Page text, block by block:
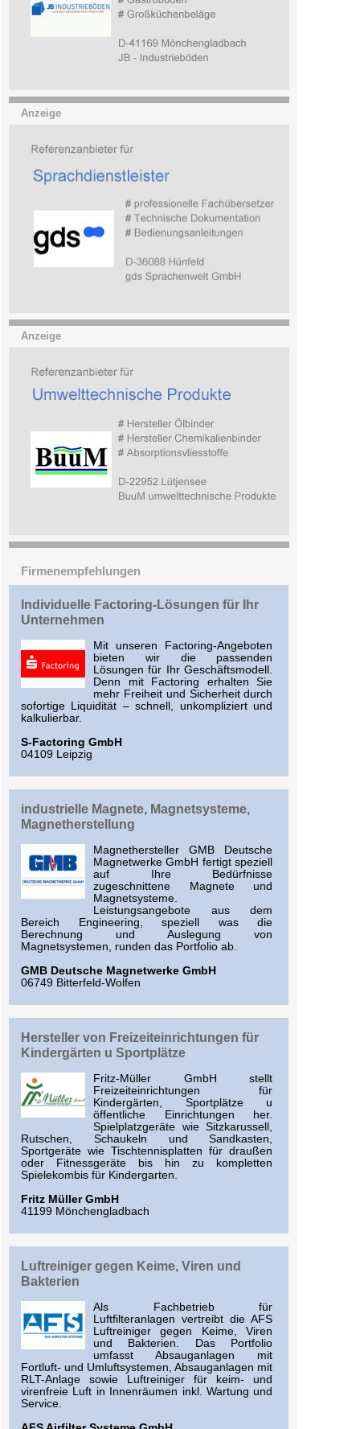
Anzeige
Anzeige
Firmenempfehlungen
Indivi­duelle Factoring-Lösungen für Ihr
Unternehmen
Mit unseren Factoring-Angeboten
bieten wir die passenden
Lösungen für Ihr Geschäfts­modell.
Denn mit Factoring erhalten Sie
mehr Freiheit und Sicherheit durch
sofortige Liquidität – schnell, unkompliziert und
kalkulierbar.
S-Factoring GmbH
04109 Leipzig
industrielle Magnete, Magnetsysteme,
Magnetherstellung
Magnethersteller GMB Deutsche
Magnetwerke GmbH fertigt speziell
auf Ihre Bedürfnisse
zugeschnittene Magnete und
Magnetsysteme.
Leistungsangebote aus dem
Bereich Engineering, speziell was die
Berechnung und Auslegung von
Magnetsystemen, runden das Portfolio ab.
GMB Deutsche Magnetwerke GmbH
06749 Bitterfeld-Wolfen
Hersteller von Freizeiteinrichtungen für
Kindergärten u Sportplätze
Fritz-Müller GmbH stellt
Freizeiteinrichtungen für
Kindergärten, Sportplätze u
öffentliche Einrichtungen her.
Spielplatzgeräte wie Sitzkarussell,
Rutschen, Schaukeln und Sandkasten,
Sportgeräte wie Tischtennisplatten für draußen
oder Fitnessgeräte bis hin zu kompletten
Spielekombis für Kindergarten.
Fritz Müller GmbH
41199 Mönchengladbach
Luftreiniger gegen Keime, Viren und
Bakterien
Als Fachbetrieb für
Luftfilteranlagen vertreibt die AFS
Luftreiniger gegen Keime, Viren
und Bakterien. Das Portfolio
umfasst Absauganlagen mit
Fortluft- und Umluftsystemen, Absauganlagen mit
RLT-Anlage sowie Luftreiniger für keim- und
virenfreie Luft in Innenräumen inkl. Wartung und
Service.